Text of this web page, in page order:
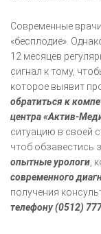
Современные
«бесплодие».
12 месяцев
сигнал к тому,
которое выявит
обратиться к
центра «Актив-
ситуацию в своей
чтоб обзавестись
опытные урологи ,
современного
получения
телефону (0512)